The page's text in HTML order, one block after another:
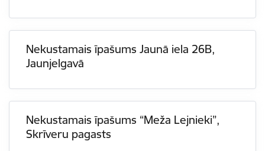
Nekustamais īpašums Jaunā iela 26B,
Jaunjelgavā
Nekustamais īpašums “Meža Lejnieki”,
Skrīveru pagasts